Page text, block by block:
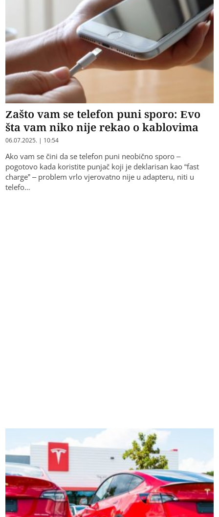
Zašto vam se telefon puni sporo: Evo
šta vam niko nije rekao o kablovima
06.07.2025. | 10:54
Ako vam se čini da se telefon puni neobično sporo –
pogotovo kada koristite punjač koji je deklarisan kao “fast
charge” – problem vrlo vjerovatno nije u adapteru, niti u
telefo…